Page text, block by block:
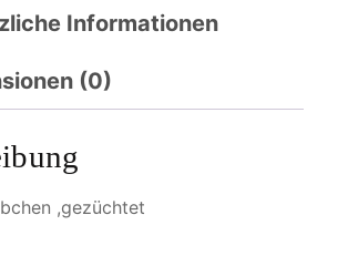
Informationen
(0)
,gezüchtet